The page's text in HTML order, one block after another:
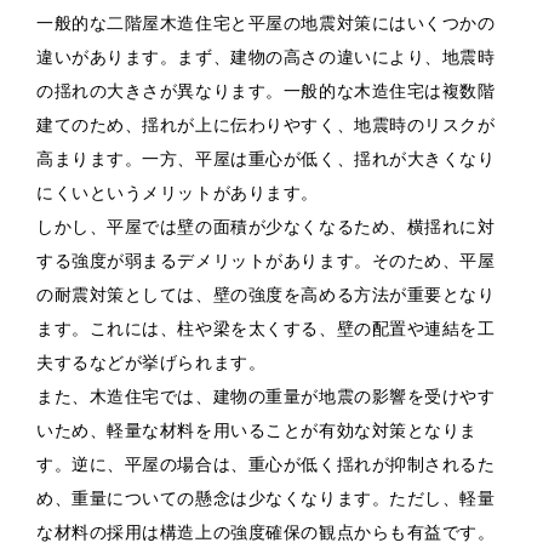
一般的な二階屋木造住宅と平屋の地震対策にはいくつかの
違いがあります。まず、建物の高さの違いにより、地震時
の揺れの大きさが異なります。一般的な木造住宅は複数階
建てのため、揺れが上に伝わりやすく、地震時のリスクが
高まります。一方、平屋は重心が低く、揺れが大きくなり
にくいというメリットがあります。
しかし、平屋では壁の面積が少なくなるため、横揺れに対
する強度が弱まるデメリットがあります。そのため、平屋
の耐震対策としては、壁の強度を高める方法が重要となり
ます。これには、柱や梁を太くする、壁の配置や連結を工
夫するなどが挙げられます。
また、木造住宅では、建物の重量が地震の影響を受けやす
いため、軽量な材料を用いることが有効な対策となりま
す。逆に、平屋の場合は、重心が低く揺れが抑制されるた
め、重量についての懸念は少なくなります。ただし、軽量
な材料の採用は構造上の強度確保の観点からも有益です。